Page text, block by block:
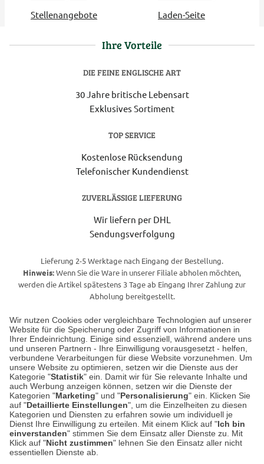
Wir nutzen Cookies oder vergleichbare Technologien auf unserer
Website für die Speicherung oder Zugriff von Informationen in
Ihrer Endeinrichtung. Einige sind essenziell, während andere uns
und unseren Partnern - Ihre Einwilligung vorausgesetzt - helfen,
verbundene Verarbeitungen für diese Website vorzunehmen. Um
unsere Website zu optimieren, setzen wir die Dienste aus der
Kategorie "Statistik" ein. Damit wir für Sie relevante Inhalte und
auch Werbung anzeigen können, setzen wir die Dienste der
Kategorien "Marketing" und "Personalisierung" ein. Klicken Sie
auf "Detaillierte Einstellungen", um die Einzelheiten zu diesen
Kategorien und Diensten zu erfahren sowie um individuell je
Dienst Ihre Einwilligung zu erteilen. Mit einem Klick auf "Ich bin
einverstanden" stimmen Sie dem Einsatz aller Dienste zu. Mit
Klick auf "Nicht zustimmen" lehnen Sie den Einsatz aller nicht
essentiellen Dienste ab.
Stellenangebote
Laden-Seite
Ihre Vorteile
DIE FEINE ENGLISCHE ART
30 Jahre britische Lebensart
Exklusives Sortiment
TOP SERVICE
Kostenlose Rücksendung
Telefonischer Kundendienst
ZUVERLÄSSIGE LIEFERUNG
Wir liefern per DHL
Sendungsverfolgung
Lieferung 2-5 Werktage nach Eingang der Bestellung.
Hinweis:Wenn Sie die Ware in unserer Filiale abholen möchten,
werden die Artikel spätestens 3 Tage ab Eingang Ihrer Zahlung zur
Abholung bereitgestellt.
Unser Geschäft in Meckenheim
Auf dem Steinbüchel 6
53340 Meckenheim
Montag bis Samstag 9:00 Uhr bis 18:00 Uhr
weitere Information
Hier finden Sie uns im Netz